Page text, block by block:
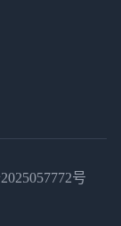
号